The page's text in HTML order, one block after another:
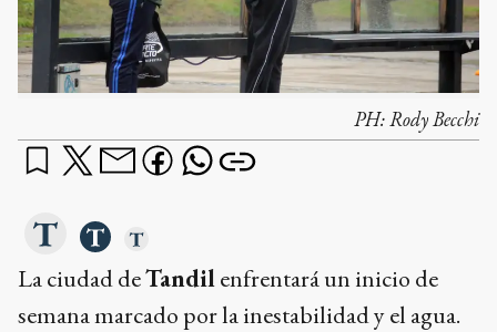
PH:Rody Becchi
La ciudad deTandilenfrentará un inicio de
semana marcado por la inestabilidad y el agua.